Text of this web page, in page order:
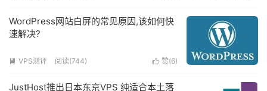
WordPress网站白屏的常见原因,该如何快
速解决?
 赞(6)
 VPS测评 阅读(744)
JustHost推出日本东京VPS 纯适合本土落